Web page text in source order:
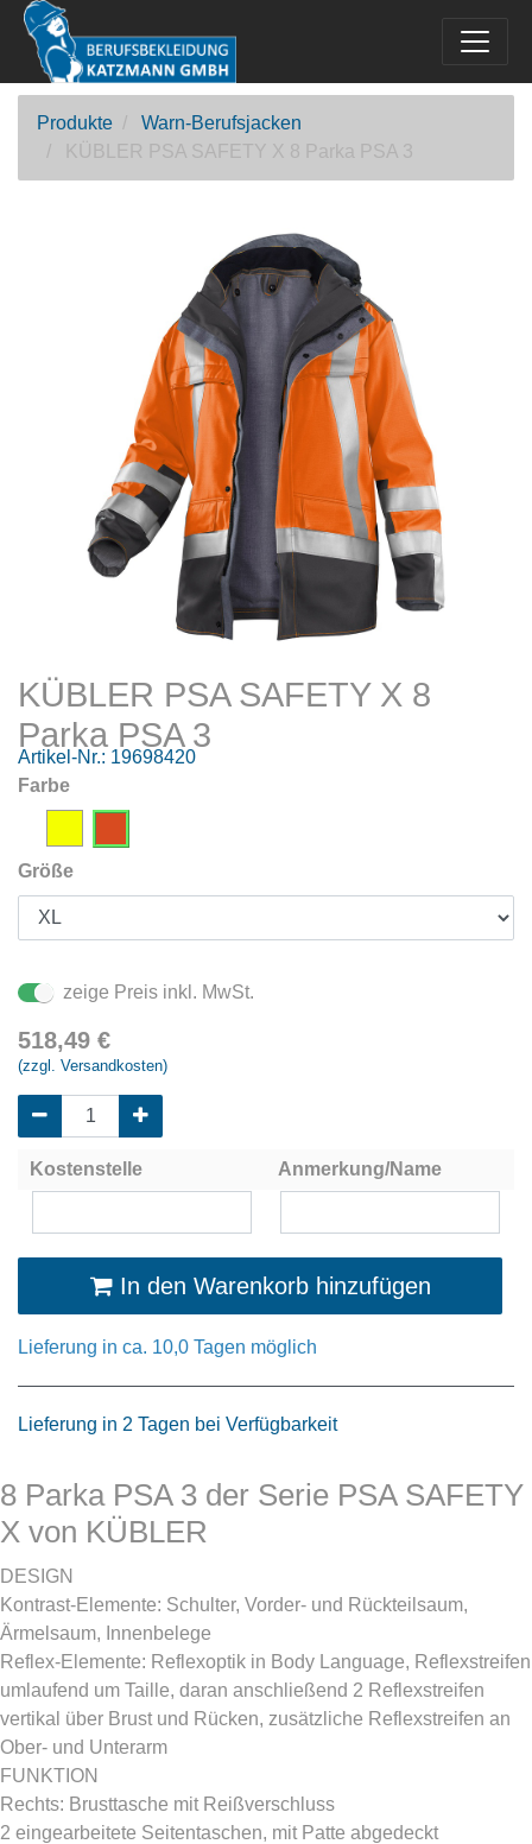
Produkte
Warn-Berufsjacken
KÜBLER PSA SAFETY X 8 Parka PSA 3
KÜBLER PSA SAFETY X 8
Parka PSA 3
Artikel-Nr.: 19698420
Farbe
Größe
zeige Preis inkl. MwSt.
518,49 €
(zzgl. Versandkosten)
Kostenstelle Anmerkung/Name
In den Warenkorb hinzufügen
Lieferung in ca. 10,0 Tagen möglich
Lieferung in 2 Tagen bei Verfügbarkeit
8 Parka PSA 3 der Serie PSA SAFETY
X von KÜBLER
DESIGN
Kontrast-Elemente: Schulter, Vorder- und Rückteilsaum,
Ärmelsaum, Innenbelege
Reflex-Elemente: Reflexoptik in Body Language, Reflexstreifen
umlaufend um Taille, daran anschließend 2 Reflexstreifen
vertikal über Brust und Rücken, zusätzliche Reflexstreifen an
Ober- und Unterarm
FUNKTION
Rechts: Brusttasche mit Reißverschluss
2 eingearbeitete Seitentaschen, mit Patte abgedeckt